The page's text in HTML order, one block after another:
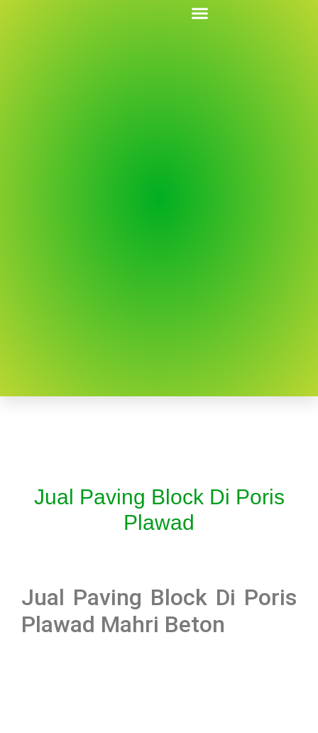
Jual Paving Block Di Poris
Plawad
Jual Paving Block Di Poris
Plawad Mahri Beton